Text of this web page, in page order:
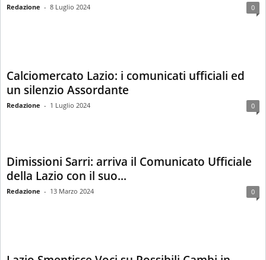
Redazione - 8 Luglio 2024 0
Calciomercato Lazio: i comunicati ufficiali ed
un silenzio Assordante
Redazione - 1 Luglio 2024 0
Dimissioni Sarri: arriva il Comunicato Ufficiale
della Lazio con il suo...
Redazione - 13 Marzo 2024 0